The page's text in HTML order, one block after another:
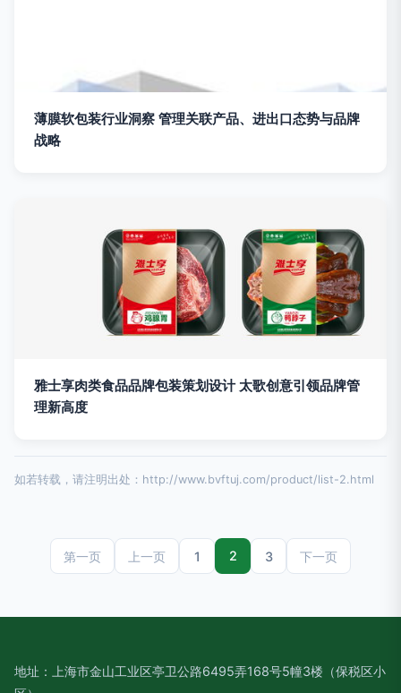
薄膜软包装行业洞察 管理关联产品、进出口态势与品牌
战略
雅士享肉类食品品牌包装策划设计 太歌创意引领品牌管
理新高度
如若转载，请注明出处：http://www.bvftuj.com/product/list-2.html
第一页 上一页 1 2 3 下一页
地址：上海市金山工业区亭卫公路6495弄168号5幢3楼（保税区小